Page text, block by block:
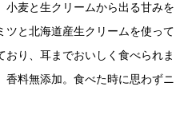
小麦と生クリームから出る甘みを
ツと北海道産生クリームを使って
おり、耳までおいしく食べられま
料無添加。食べた時に思わずニ